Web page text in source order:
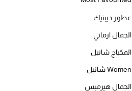
عطور ديبتيك
الجمال ارماني
المكياج شانيل
Women شانيل
الجمال هيرميس